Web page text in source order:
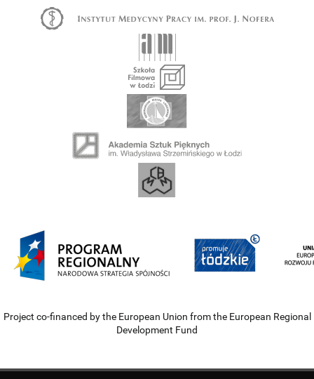
Project co-financed by the European Union from the European Regional
Development Fund